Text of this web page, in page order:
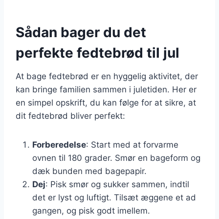
Sådan bager du det
perfekte fedtebrød til jul
At bage fedtebrød er en hyggelig aktivitet, der
kan bringe familien sammen i juletiden. Her er
en simpel opskrift, du kan følge for at sikre, at
dit fedtebrød bliver perfekt:
Forberedelse: Start med at forvarme
ovnen til 180 grader. Smør en bageform og
dæk bunden med bagepapir.
Dej: Pisk smør og sukker sammen, indtil
det er lyst og luftigt. Tilsæt æggene et ad
gangen, og pisk godt imellem.